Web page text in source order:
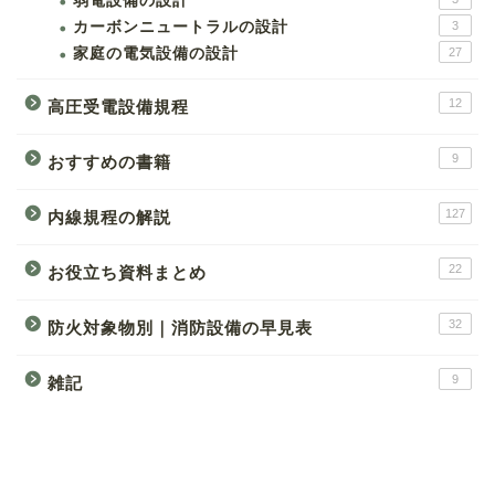
カーボンニュートラルの設計 3
家庭の電気設備の設計 27
高圧受電設備規程 12
おすすめの書籍 9
内線規程の解説 127
お役立ち資料まとめ 22
防火対象物別｜消防設備の早見表 32
雑記 9